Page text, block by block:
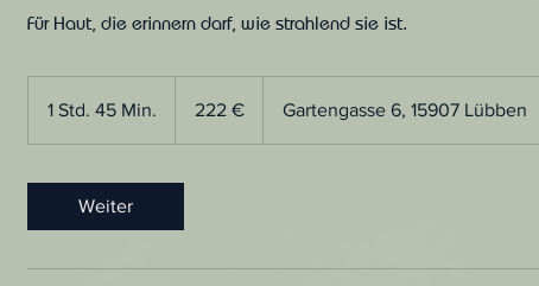
Für Haut, die erinnern darf, wie strahlend sie ist.
1 Std. 45 Min. 222 € Gartengasse 6, 15907 Lübben
Weiter